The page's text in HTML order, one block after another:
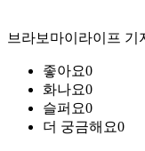
브라보마이라이프 기
좋아요0
화나요0
슬퍼요0
더 궁금해요0